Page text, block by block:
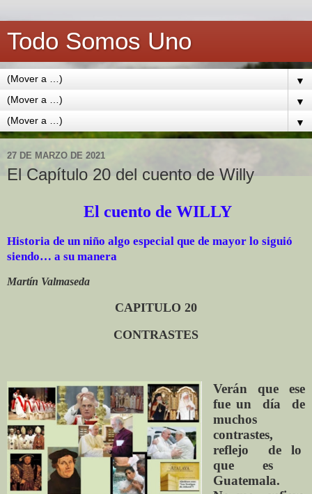
Todo Somos Uno
▼
▼
▼
27 DE MARZO DE 2021
El Capítulo 20 del cuento de Willy
El cuento de WILLY
Historia de un niño algo especial que de mayor lo siguió
siendo… a su manera
Martín Valmaseda
CAPITULO 20
CONTRASTES
Verán que ese
fue un día de
muchos
contrastes,
reflejo de lo
que es
Guatemala.